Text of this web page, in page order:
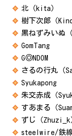
北（kita）
樹下次郎（
黒ねずみいぬ
GomTang
G◎NDOM
さるの行丸（
Syukapong
朱交赤成（
すあまる（
ずじ（Zhuzi_k
steelwire/鉄